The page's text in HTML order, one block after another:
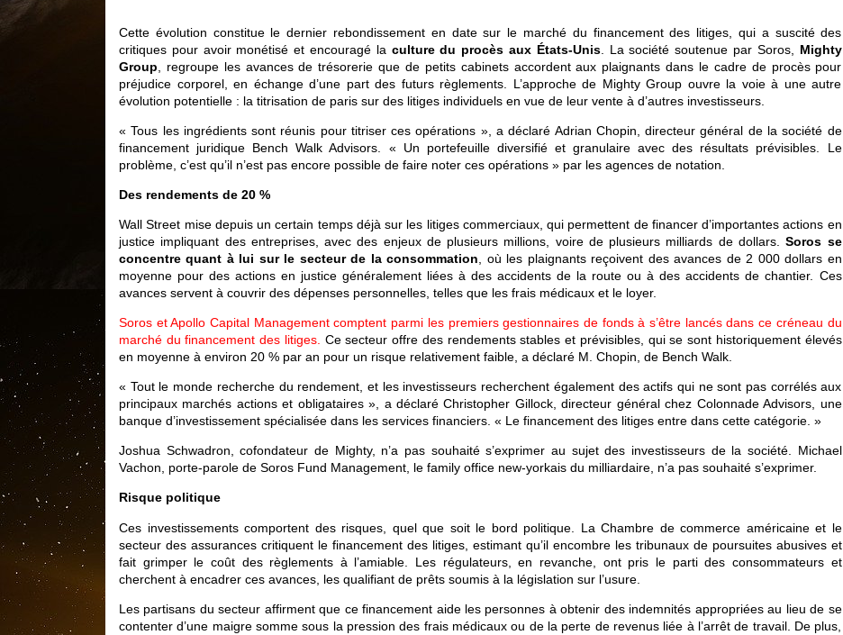
Cette évolution constitue le dernier rebondissement en date sur le marché du financement des litiges, qui a suscité des
critiques pour avoir monétisé et encouragé la culture du procès aux États-Unis. La société soutenue par Soros, Mighty
Group , regroupe les avances de trésorerie que de petits cabinets accordent aux plaignants dans le cadre de procès pour
préjudice corporel, en échange d’une part des futurs règlements. L’approche de Mighty Group ouvre la voie à une autre
évolution potentielle : la titrisation de paris sur des litiges individuels en vue de leur vente à d’autres investisseurs.
« Tous les ingrédients sont réunis pour titriser ces opérations », a déclaré Adrian Chopin, directeur général de la société de
financement juridique Bench Walk Advisors. « Un portefeuille diversifié et granulaire avec des résultats prévisibles. Le
problème, c’est qu’il n’est pas encore possible de faire noter ces opérations » par les agences de notation.
Des rendements de 20 %
Wall Street mise depuis un certain temps déjà sur les litiges commerciaux, qui permettent de financer d’importantes actions en
justice impliquant des entreprises, avec des enjeux de plusieurs millions, voire de plusieurs milliards de dollars.Soros se
concentre quant à lui sur le secteur de la consommation , où les plaignants reçoivent des avances de 2 000 dollars en
moyenne pour des actions en justice généralement liées à des accidents de la route ou à des accidents de chantier. Ces
avances servent à couvrir des dépenses personnelles, telles que les frais médicaux et le loyer.
Soros et Apollo Capital Management comptent parmi les premiers gestionnaires de fonds à s’être lancés dans ce créneau du
marché du financement des litiges. Ce secteur offre des rendements stables et prévisibles, qui se sont historiquement élevés
en moyenne à environ 20 % par an pour un risque relativement faible, a déclaré M. Chopin, de Bench Walk.
« Tout le monde recherche du rendement, et les investisseurs recherchent également des actifs qui ne sont pas corrélés aux
principaux marchés actions et obligataires », a déclaré Christopher Gillock, directeur général chez Colonnade Advisors, une
banque d’investissement spécialisée dans les services financiers. « Le financement des litiges entre dans cette catégorie. »
Joshua Schwadron, cofondateur de Mighty, n’a pas souhaité s’exprimer au sujet des investisseurs de la société. Michael
Vachon, porte-parole de Soros Fund Management, le family office new-yorkais du milliardaire, n’a pas souhaité s’exprimer.
Risque politique
Ces investissements comportent des risques, quel que soit le bord politique. La Chambre de commerce américaine et le
secteur des assurances critiquent le financement des litiges, estimant qu’il encombre les tribunaux de poursuites abusives et
fait grimper le coût des règlements à l’amiable. Les régulateurs, en revanche, ont pris le parti des consommateurs et
cherchent à encadrer ces avances, les qualifiant de prêts soumis à la législation sur l’usure.
Les partisans du secteur affirment que ce financement aide les personnes à obtenir des indemnités appropriées au lieu de se
contenter d’une maigre somme sous la pression des frais médicaux ou de la perte de revenus liée à l’arrêt de travail. De plus,